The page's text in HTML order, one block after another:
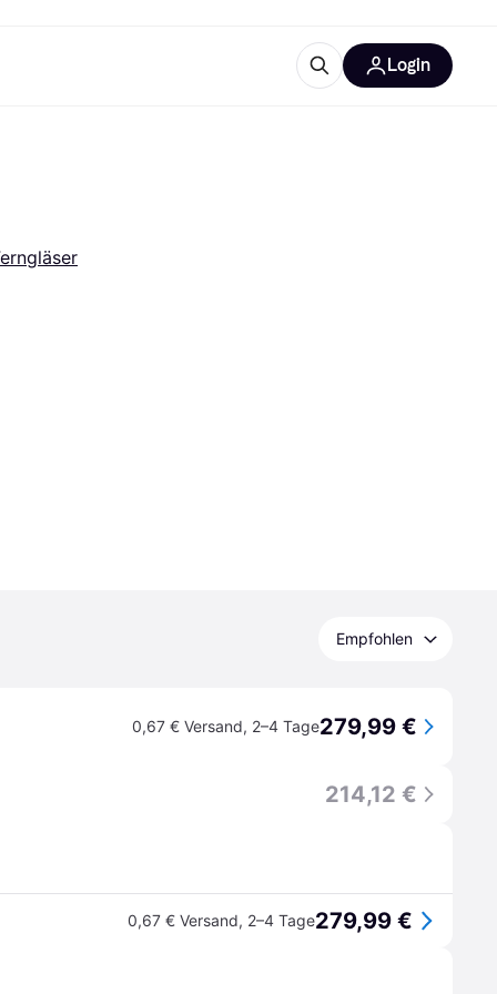
Login
Empfohlen
0,67 € Versand, 2–4 Tage279,99 €
214,12 €
0,67 € Versand, 2–4 Tage279,99 €